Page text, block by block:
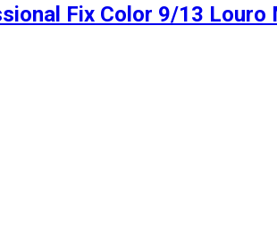
Fix Color 9/13 Louro